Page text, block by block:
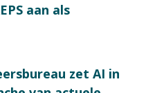
aan als
zet AI in